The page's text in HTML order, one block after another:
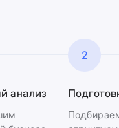
анализ
2